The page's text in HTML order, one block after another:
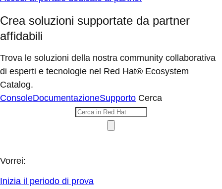
Crea soluzioni supportate da partner
affidabili
Trova le soluzioni della nostra community collaborativa
di esperti e tecnologie nel Red Hat® Ecosystem
Catalog.
ConsoleDocumentazioneSupporto Cerca
Vorrei:
Inizia il periodo di prova